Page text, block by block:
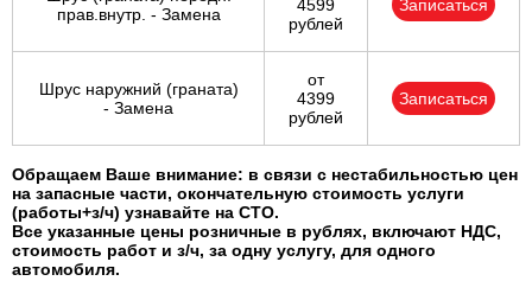
прав.внутр. - Замена
4599
рублей
Записаться
Шрус наружний (граната)
- Замена
от
4399
рублей
Записаться
Обращаем Ваше внимание: в связи с нестабильностью цен
на запасные части, окончательную стоимость услуги
(работы+з/ч) узнавайте на СТО.
Все указанные цены розничные в рублях, включают НДС,
стоимость работ и з/ч, за одну услугу, для одного
автомобиля.